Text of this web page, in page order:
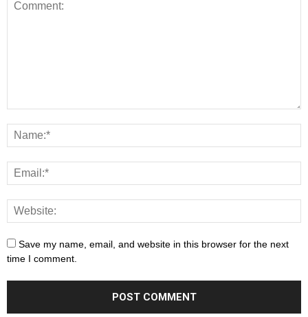
Save my name, email, and website in this browser for the next
time I comment.